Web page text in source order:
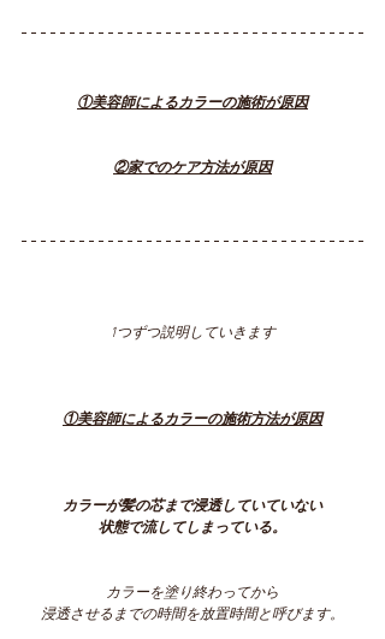
①美容師によるカラーの施術が原因
②家でのケア方法が原因
1つずつ説明していきます
①美容師によるカラーの施術方法が原因
カラーが髪の芯まで浸透していていない
状態で流してしまっている。
カラーを塗り終わってから
浸透させるまでの時間を放置時間と呼びます。